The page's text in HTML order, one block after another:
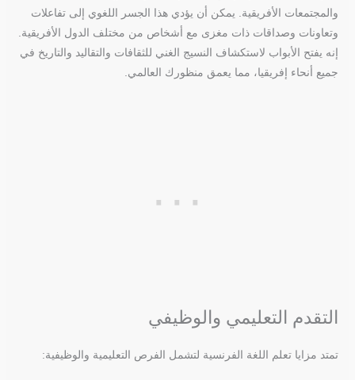
والمجتمعات الأفريقية. يمكن أن يؤدي هذا الجسر اللغوي إلى تفاعلات
وتعاونات وصداقات ذات مغزى مع أشخاص من مختلف الدول الأفريقية.
إنه يفتح الأبواب لاستكشاف النسيج الغني للثقافات والتقاليد والتاريخ في
جميع أنحاء إفريقيا، مما يعمق منظورك العالمي.
التقدم التعليمي والوظيفي
تمتد مزايا تعلم اللغة الفرنسية لتشمل الفرص التعليمية والوظيفية: